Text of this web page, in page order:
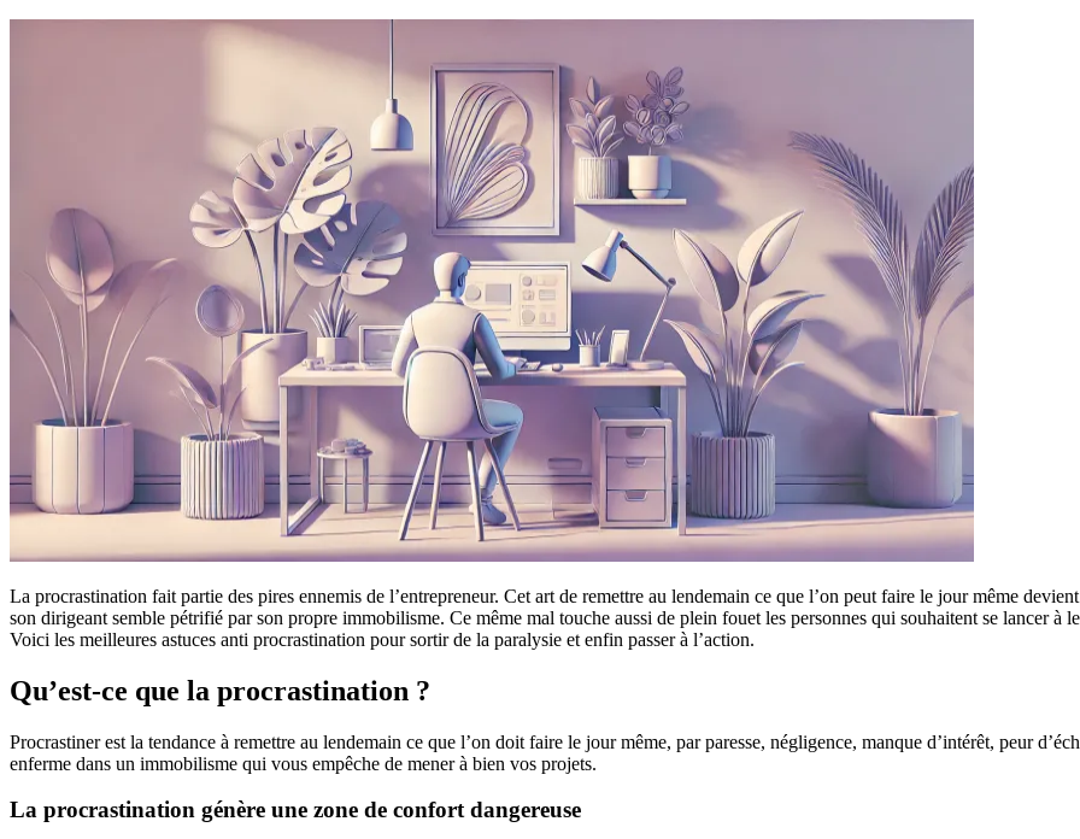
La procrastination fait partie des pires ennemis de l’entrepreneur. Cet art de remettre au lendemain ce que l’on peut faire le jour même
son dirigeant semble pétrifié par son propre immobilisme. Ce même mal touche aussi de plein fouet les personnes qui souhaitent se lancer à
Voici les meilleures astuces anti procrastination pour sortir de la paralysie et enfin passer à l’action.
Qu’est-ce que la procrastination ?
Procrastiner est la tendance à remettre au lendemain ce que l’on doit faire le jour même, par paresse, négligence, manque d’intérêt, peur
enferme dans un immobilisme qui vous empêche de mener à bien vos projets.
La procrastination génère une zone de confort dangereuse